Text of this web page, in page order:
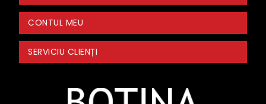
CONTUL MEU
SERVICIU CLIENȚI